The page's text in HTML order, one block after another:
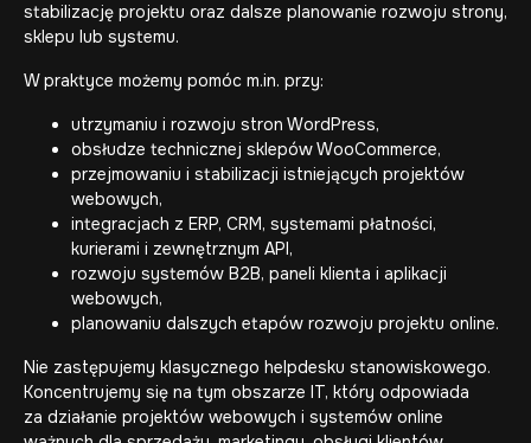
stabilizację projektu oraz dalsze planowanie rozwoju strony,
sklepu lub systemu.
W praktyce możemy pomóc m.in. przy:
utrzymaniu i rozwoju stron WordPress,
obsłudze technicznej sklepów WooCommerce,
przejmowaniu i stabilizacji istniejących projektów
webowych,
integracjach z ERP, CRM, systemami płatności,
kurierami i zewnętrznym API,
rozwoju systemów B2B, paneli klienta i aplikacji
webowych,
planowaniu dalszych etapów rozwoju projektu online.
Nie zastępujemy klasycznego helpdesku stanowiskowego.
Koncentrujemy się na tym obszarze IT, który odpowiada
za działanie projektów webowych i systemów online